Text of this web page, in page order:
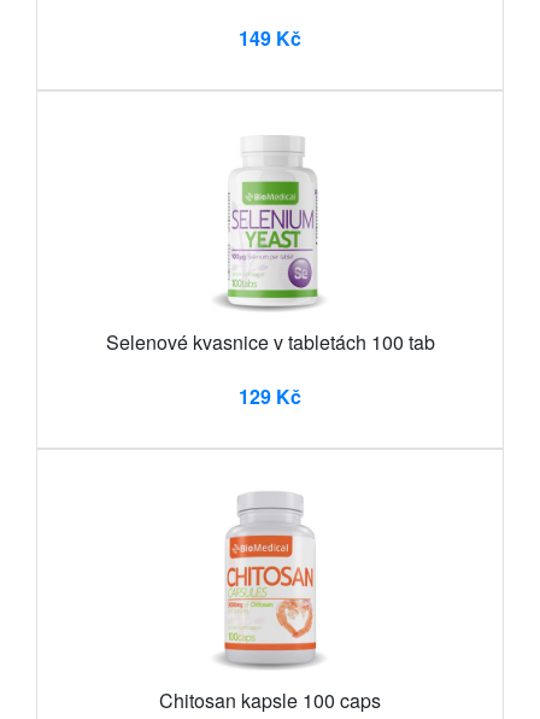
149 Kč
Selenové kvasnice v tabletách 100 tab
129 Kč
Chitosan kapsle 100 caps